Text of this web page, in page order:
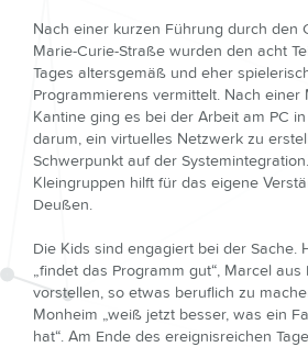
Nach einer kurzen Führung durch den
Marie-Curie-Straße wurden den acht
Tages altersgemäß und eher
Programmierens vermittelt. Nach einer
Kantine ging es bei der Arbeit am PC
darum, ein virtuelles Netzwerk zu
Schwerpunkt auf der
Kleingruppen hilft für das eigene
Deußen.
Die Kids sind engagiert bei der Sache.
„findet das Programm gut“, Marcel
vorstellen, so etwas beruflich zu
Monheim „weiß jetzt besser, was ein
hat“. Am Ende des ereignisreichen